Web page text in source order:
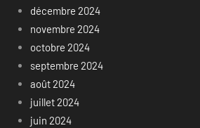
décembre 2024
novembre 2024
octobre 2024
septembre 2024
août 2024
juillet 2024
juin 2024